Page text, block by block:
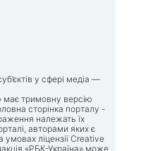
у сфері медіа —
має тримовну версію
сторінка порталу -
належать їх
авторами яких є
умовах ліцензії Creative
«РБК-Україна» може